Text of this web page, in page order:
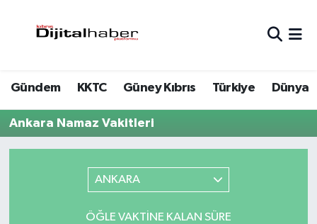
Gündem KKTC Güney Kıbrıs Türkiye Dünya
Ankara Namaz Vakitleri
ANKARA
ÖĞLE VAKTINE KALAN SÜRE
Trafik Durumu
Süper Lig Puan Durumu ve Fikstür